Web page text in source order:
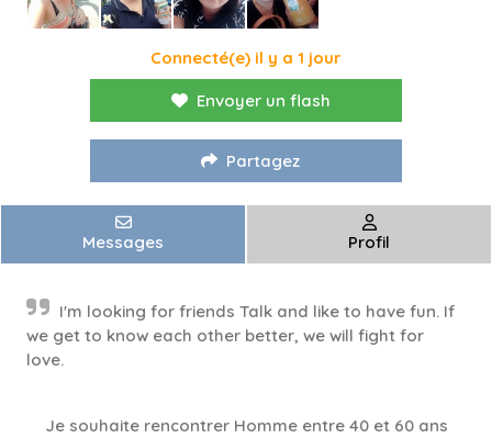
Connecté(e) il y a 1 jour
Envoyer un flash
Partagez
Messages Profil
I'm looking for friends Talk and like to have fun. If
we get to know each other better, we will fight for
love.
Je souhaite rencontrer Homme entre 40 et 60 ans